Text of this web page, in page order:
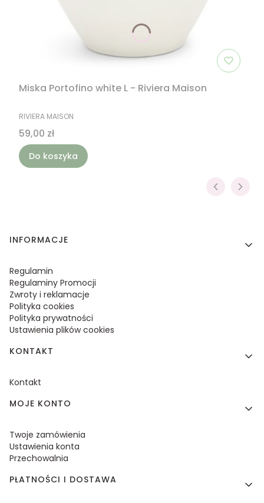
Miska Portofino white L - Riviera Maison
PRODUCENT
RIVIERA MAISON
Cena
59,00 zł
Do koszyka
Linki w stopce
INFORMACJE
Regulamin
Regulaminy Promocji
Zwroty i reklamacje
Polityka cookies
Polityka prywatności
Ustawienia plików cookies
KONTAKT
Kontakt
MOJE KONTO
Twoje zamówienia
Ustawienia konta
Przechowalnia
PŁATNOŚCI I DOSTAWA